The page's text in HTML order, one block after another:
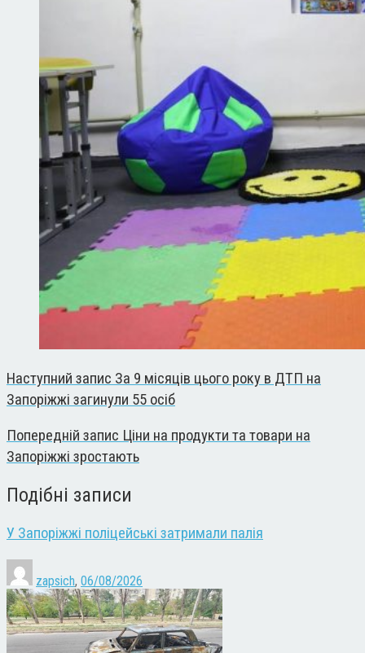
Наступний запис За 9 місяців цього року в ДТП на
Запоріжжі загинули 55 осіб
Попередній запис Ціни на продукти та товари на
Запоріжжі зростають
Подібні записи
У Запоріжжі поліцейські затримали палія
zapsich, 06/08/2026